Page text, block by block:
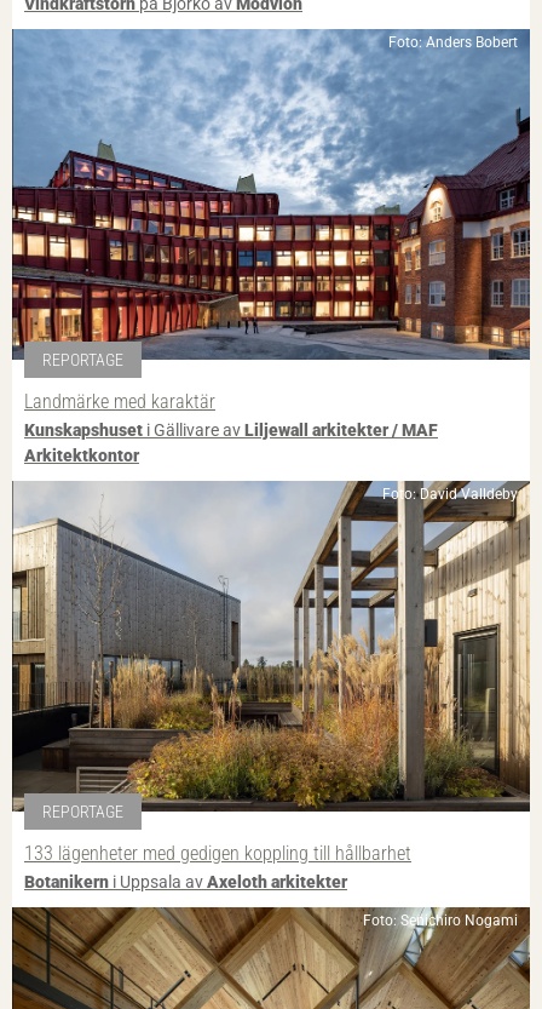
Foto: Anders Bobert
REPORTAGE
Landmärke med karaktär
Kunskapshuset i Gällivare avLiljewall arkitekter / MAF
Arkitektkontor
Foto: David Valldeby
REPORTAGE
133 lägenheter med gedigen koppling till hållbarhet
Botanikern i Uppsala avAxeloth arkitekter
Foto: Senichiro Nogami